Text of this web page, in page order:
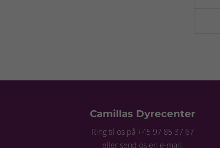
Camillas Dyrecenter
Ring til os på +45 97 85 37 67
eller send os en e-mail: